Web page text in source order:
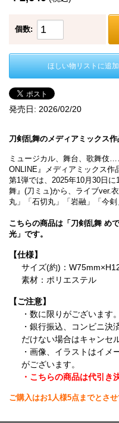
個数:
ほしい物リストに追加
発売日: 2026/02/20
刀剣乱舞のメディアミックス
ミュージカル、舞台、歌舞伎
ONLINE』メディアミックス作
第1弾では、2025年10月30日
舞』(刀ミュ)から、ライブver.
丸」「石切丸」「岩融」「今
こちらの商品は「刀剣乱舞 め
光」です。
【仕様】
サイズ(約)：
素材：ポリエステル
【ご注意】
・数に限りがございます
・銀行振込、コンビニ決
だけない場合はキャンセ
・画像、イラストはイメ
がございます。
・こちらの商品は代引き
ご購入はお1人様5点までとさせ